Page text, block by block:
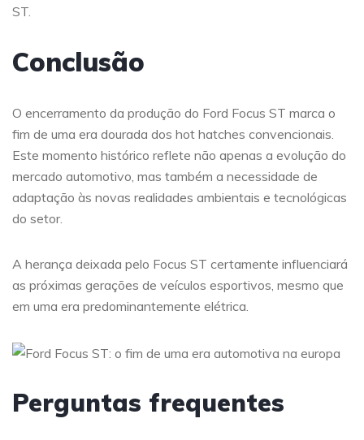
ST.
Conclusão
O encerramento da produção do Ford Focus ST marca o
fim de uma era dourada dos hot hatches convencionais.
Este momento histórico reflete não apenas a evolução do
mercado automotivo, mas também a necessidade de
adaptação às novas realidades ambientais e tecnológicas
do setor.
A herança deixada pelo Focus ST certamente influenciará
as próximas gerações de veículos esportivos, mesmo que
em uma era predominantemente elétrica.
Perguntas frequentes